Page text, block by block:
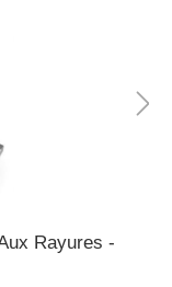
Rayures -